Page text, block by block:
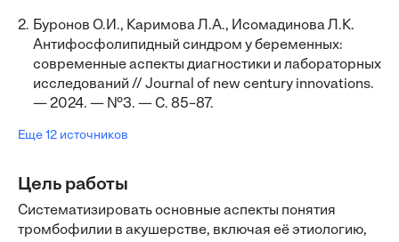
2. Буронов О.И., Каримова Л.А., Исомадинова Л.К.
Антифосфолипидный синдром у беременных:
современные аспекты диагностики и лабораторных
исследований // Journal of new century innovations.
— 2024. — №3. — С. 85–87.
Еще 12 источников
Цель работы
Систематизировать основные аспекты понятия
тромбофилии в акушерстве, включая её этиологию,